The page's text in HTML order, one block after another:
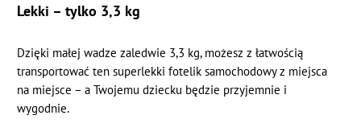
Lekki – tylko 3,3 kg
Dzięki małej wadze zaledwie 3,3 kg, możesz z łatwością
transportować ten superlekki fotelik samochodowy z miejsca
na miejsce – a Twojemu dziecku będzie przyjemnie i
wygodnie.